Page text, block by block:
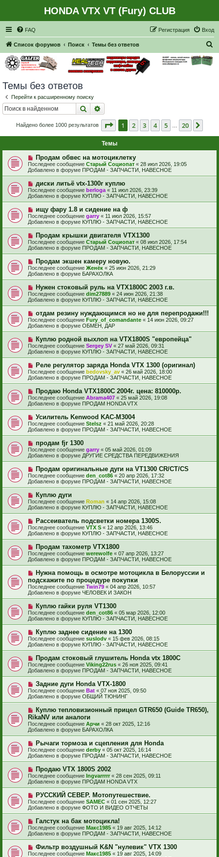
HONDA VTX VT (Fury) CLUB
FAQ Вход
Регистрация
Список форумов Поиск Темы без ответов
Темы без ответов
Перейти к расширенному поиску
Поиск
Найдено более 1000 результатов Страница из 20
1 2 3 4 5 20
Темы
Н
о
в
о
с
о
о
б
щ
е
н
и
е
Продам обвес на мотоциклетку
Последнее сообщение Старый Социопат « 28 июл 2026, 19:05
Добавлено в форуме ПРОДАМ - ЗАПЧАСТИ, НАВЕСНОЕ
Н
о
в
о
с
о
о
б
щ
е
н
и
е
диски литьё vtx-1300r куплю
Последнее сообщение berloga « 11 июл 2026, 23:39
Добавлено в форуме КУПЛЮ - ЗАПЧАСТИ, НАВЕСНОЕ
Н
о
в
о
е
с
о
о
б
щ
е
н
и
е
ищу фару 1.8 и сидение на ф
Последнее сообщение garry « 11 июл 2026, 15:57
Добавлено в форуме КУПЛЮ - ЗАПЧАСТИ, НАВЕСНОЕ
Н
о
в
о
е
с
о
о
б
щ
е
н
и
Продам крышки двигателя VTX1300
Последнее сообщение Старый Социопат « 08 июл 2026, 17:54
Добавлено в форуме ПРОДАМ - ЗАПЧАСТИ, НАВЕСНОЕ
Н
о
в
о
е
с
о
о
б
щ
е
н
и
е
Продам экшен камеру новую.
Последнее сообщение Женёк « 25 июн 2026, 21:29
Добавлено в форуме БАРАХОЛКА
Н
о
в
о
с
о
о
б
щ
е
н
и
е
Нужен стоковый руль на VTX1800C 2003 г.в.
Последнее сообщение dim27889 « 24 июн 2026, 21:38
Добавлено в форуме КУПЛЮ - ЗАПЧАСТИ, НАВЕСНОЕ
Н
о
в
о
е
с
о
о
б
щ
е
н
и
е
отдам резину нуждающимся но не для перепродажи!!!
Последнее сообщение Fury_of_comandante « 14 июн 2026, 09:27
Добавлено в форуме ОБМЕН, ДАР
Н
о
в
о
е
с
о
о
б
щ
е
н
и
е
Куплю родной выхлоп на VTX1800S "европейца"
Последнее сообщение Sergey SV « 27 май 2026, 09:31
Добавлено в форуме КУПЛЮ - ЗАПЧАСТИ, НАВЕСНОЕ
Н
о
в
о
е
с
о
о
б
щ
е
н
и
Реле регулятор заряда Honda VTX 1300 (оригинал)
Последнее сообщение bedovsky_av « 26 май 2026, 18:00
Добавлено в форуме ПРОДАМ - ЗАПЧАСТИ, НАВЕСНОЕ
Н
о
в
о
е
с
о
о
б
щ
е
н
и
е
Продаю Honda VTX1800С 2004г. цена: 810000р.
Последнее сообщение Abrama407 « 25 май 2026, 19:08
Добавлено в форуме ПРОДАМ HONDA VTX
Н
о
в
о
с
о
о
б
щ
е
н
и
е
Усилитель Kenwood KAC-M3004
Последнее сообщение Stelsz « 21 май 2026, 20:28
Добавлено в форуме ПРОДАМ - ЗАПЧАСТИ, НАВЕСНОЕ
Н
о
в
о
е
с
о
о
б
щ
е
н
и
е
продам fjr 1300
Последнее сообщение garry « 05 май 2026, 01:09
Добавлено в форуме ДРУГИЕ СРЕДСТВА ПЕРЕДВИЖЕНИЯ
Н
о
в
о
е
с
о
о
б
щ
е
н
и
е
Продам оригинальные дуги на VT1300 CR/CT/CS
Последнее сообщение den_cot86 « 20 апр 2026, 17:32
Добавлено в форуме ПРОДАМ - ЗАПЧАСТИ, НАВЕСНОЕ
Н
о
в
о
е
с
о
о
б
щ
е
н
и
е
Куплю дуги
Последнее сообщение Roman « 14 апр 2026, 15:08
Добавлено в форуме КУПЛЮ - ЗАПЧАСТИ, НАВЕСНОЕ
Н
о
в
о
е
с
о
о
б
щ
е
н
и
е
Рассеиватель подсветки номера 1300S.
Последнее сообщение VTX S « 12 апр 2026, 13:46
Добавлено в форуме КУПЛЮ - ЗАПЧАСТИ, НАВЕСНОЕ
Н
о
в
о
е
с
о
о
б
щ
е
н
и
е
Продам тахометр VTX1800
Последнее сообщение werewolfe « 07 апр 2026, 13:27
Добавлено в форуме ПРОДАМ - ЗАПЧАСТИ, НАВЕСНОЕ
Н
в
о
е
с
о
б
щ
е
н
и
е
Нужна помощь в осмотре мотоцикла в Белоруссии и
подскажите по процедуре покупки
Последнее сообщение Twin79 « 04 апр 2026, 10:57
Добавлено в форуме ЧЕЛОВЕК И ЗАКОН
Н
о
в
о
е
с
о
о
б
щ
е
н
и
е
Куплю гайки руля VT1300
Последнее сообщение den_cot86 « 05 мар 2026, 12:00
Добавлено в форуме КУПЛЮ - ЗАПЧАСТИ, НАВЕСНОЕ
Н
о
в
о
е
с
о
о
б
щ
е
н
и
е
Куплю заднее сидение на 1300
Последнее сообщение suslodv « 15 фев 2026, 08:15
Добавлено в форуме КУПЛЮ - ЗАПЧАСТИ, НАВЕСНОЕ
Н
о
в
о
е
с
о
о
б
щ
е
н
и
е
Продам стоковый глушитель Honda vtx 1800C
Последнее сообщение Viking22rus « 26 ноя 2025, 09:41
Добавлено в форуме ПРОДАМ - ЗАПЧАСТИ, НАВЕСНОЕ
Н
о
в
о
е
с
о
о
б
щ
е
н
и
е
Задние дуги Honda VTX-1800
Последнее сообщение Bat « 07 ноя 2025, 09:50
Добавлено в форуме ОБЩИЙ ТЮНИНГ
Н
о
в
о
е
с
о
б
щ
е
н
и
е
Куплю тепловизионный прицел GTR650 (Guide TR650),
RikaNV или аналоги
Последнее сообщение Арчи « 28 окт 2025, 12:16
Добавлено в форуме БАРАХОЛКА
Н
о
в
о
е
с
о
о
б
щ
е
н
и
е
Рычаги тормоза и сцепления для Honda
Последнее сообщение derby « 05 окт 2025, 16:14
Добавлено в форуме ПРОДАМ - ЗАПЧАСТИ, НАВЕСНОЕ
Н
о
в
о
е
с
о
о
б
щ
е
н
и
е
Продаю VTX 1800S 2002
Последнее сообщение Ingvarrrrr « 28 сен 2025, 09:11
Добавлено в форуме ПРОДАМ HONDA VTX
Н
о
в
о
е
с
о
о
б
щ
е
РУССКИЙ СЕВЕР. Мотопутешествие.
Последнее сообщение SAMEC « 01 сен 2025, 12:27
Добавлено в форуме ФОТО И ВИДЕО ОТЧЕТЫ
Н
о
в
о
с
о
Галстук на бак мотоцикла!
Последнее сообщение Макс1985 « 19 авг 2025, 14:12
Добавлено в форуме ПРОДАМ - ЗАПЧАСТИ, НАВЕСНОЕ
Н
о
Фильтр воздушный K&N "нулевик" VTX 1300
Последнее сообщение Макс1985 « 19 авг 2025, 14:09